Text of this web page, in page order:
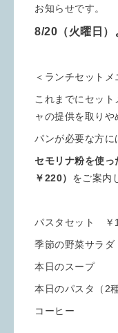
お知らせです。
8/20（火曜日）
＜ランチセットメ
これまでにセッ
ャの提供を取りや
パンが必要な方に
セモリナ粉を使
￥220） をご案内
パスタセット ￥
季節の野菜サラダ
本日のスープ
本日のパスタ（2
コーヒー